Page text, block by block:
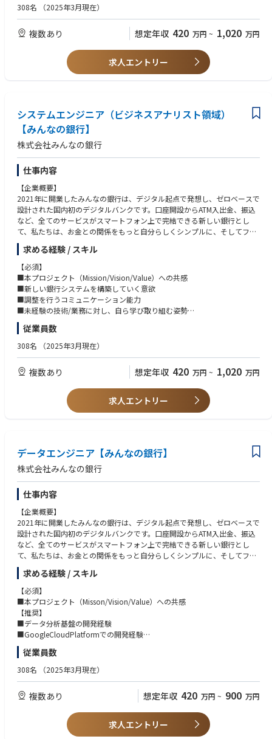
システムテスト、画面 I／Oテスト、負荷テストを自動化）
■品質向上のためのTDD（テスト駆動開発）やリファクタリングをお任せ
いたします
■コードレビューやペアプログラミングなどによるメンバーの指導をいた
だきます（スキルに応じて担当。経験の浅い技術については開発チームメ
ンバーから指導を受けることができる）
【フレームワーク】Spring Boot、Spring Batch、Apache Beam、Spock
(Groovy)
【データベース】Spanner、BigQuery、MySQL
【プロジェクト管理・情報共有ツール】JIRA、Confluence、Slack
【その他】GCP、IntelliJ
【所属人数】17人
【年齢層】22歳～45歳
■キャリアプラン
開発者から技術を力を磨いてテックリード、もしくはマネジメントスキル
を習得してエンジニアリングマネージャーにステップアップいただけます
参考情報
基幹系システム・フロントランナー・サポートハブ資料：
https://www.fsa.go.jp/news/r4/sonota/20230125/minanoginko.pdf
銀行というと堅い職場を想像されるかもしれませんが、みんなの銀行は既
存の銀行から飛び出したベンチャー、スタートアップ的な組織です。
7割近くがキャリア採用メンバーで構成されており、デジタル領域のスペ
シャリストも数多く在籍しています。
ー、スタートアップ的な組織でありながらも、経営等に対する不安を持つ
ことなく、新しい⾦融の模索にスピード感を持ってチャレンジすることに
【概要】
■ビジネスの変化の速さに対応していくためにBiz/Sysを橋渡しし、シス
テム開発を十分な品質を担保しながら推進するためにプロジェクトマネー
ジャーを募集しております。
■古い手法や固定観念にとらわれず、新しい手法に積極的に挑戦していけ
る人、プロジェクト全体の生産性を考えてくれる人を歓迎します。
※雇用主は「株式会社みんなの銀行」です。
みんなの銀行もしくはゼロバンク・デザインファクトリーに出向し、勤務
していただきます。
【業務内容】
■ユーザー要求とビジネス要件の理解
■システム、デザイン、ビジネスをつなぎプロジェクトを成功へ導くこと
■プロジェクト全体の進捗管理、推進、要件定義書の作成、各種計画書、
報告書の作成
■銀行業務/システムに係る知識（勘定系/情報系などの一部を単独でシス
■銀行システム開発プロジェクトのプロジェクトマネジメント経験
308名 （2025年3月現在）
複数あり 想定年収 420 万円 ~ 1,020 万円
求人エントリー
システムエンジニア（ビジネスアナリスト領域）
【みんなの銀行】
株式会社みんなの銀行
仕事内容
【企業概要】
2021年に開業したみんなの銀行は、デジタル起点で発想し、ゼロベースで
設計された国内初のデジタルバンクです。口座開設からATM入出金、振込
など、全てのサービスがスマートフォン上で完結できる新しい銀行とし
て、私たちは、お金との関係をもっと自分らしくシンプルに、そしてフレ
ンドリーにするために、新しい銀行のカタチを「みんな」で創りたいと考
えています。
みんなの銀行が目指しているのは、銀行の「Re-Design（再デザイン）」
と「Re-Define（再定義）」。
商品・サービス、システム、業務プロセス等すべてをゼロベースから設
計・構築することで、全く新しい価値を提供できる次世代の銀行づくりを
銀行というと堅い職場を想像されるかもしれませんが、みんなの銀行は既
存の銀行から飛び出したベンチャー、スタートアップ的な組織です。
7割近くがキャリア採用メンバーで構成されており、デジタル領域のスペ
シャリストも数多く在籍しています。
その一方で、バックグラウンドにFFG・福岡銀⾏がいることで、ベンチャ
ことなく、新しい⾦融の模索にスピード感を持ってチャレンジすることに
集中できる環境が整っています。
■ビジネスの変化の速さに対応していくためにビジネス部門/開発部門を
橋渡しし、真に価値のあるプロダクトを十分な品質を担保しながら開発す
るためにビジネスアナリスト（以降BA）を募集しております。
■BAは、ビジネス部門の実現したいことを聞き出しシステム要件への落と
し込みを行い、それを開発部門に適切に伝え、プロジェクトマネジャーと
■古い手法や固定観念にとらわれず、新しい手法や技術に積極的に挑戦し
ていける人、チーム全体の生産性を考えてくれる人を歓迎します。
※雇用主は「株式会社みんなの銀行」です。
みんなの銀行もしくはゼロバンク・デザインファクトリーに出向し、勤務
していただきます。
【業務内容】
■ユーザー要求とビジネス要件の理解
■ビジネス部門/開発部門間の調整
■システム要件定義書の作成
■システム設計書（基本設計～詳細設計）の作成、更新
■結合～総合テストのケース作成、テスト結果レビューの実施
■開発部門と共に稼働後の保守・改善対応の実施
求める経験 / スキル
【必須】
■本プロジェクト（Mission/Vision/Value）への共感
■新しい銀行システムを構築していく意欲
■調整を行うコミュニケーション能力
■未経験の技術/業務に対し、自ら学び取り組む姿勢
【推奨】
■システム設計（システム要件定義、基本設計）の実務経験３年以上
【歓迎】
■銀行勘定系業務領域（預金、為替、融資、決済、仕訳、一括処理）の何
れかについてシステム/業務知識をもつこと
■アジャイル開発の知識/実務経験
■クラウド環境の知識/実務経験
従業員数
308名 （2025年3月現在）
複数あり 想定年収 420 万円 ~ 1,020 万円
求人エントリー
データエンジニア【みんなの銀行】
株式会社みんなの銀行
仕事内容
【企業概要】
2021年に開業したみんなの銀行は、デジタル起点で発想し、ゼロベースで
設計された国内初のデジタルバンクです。口座開設からATM入出金、振込
など、全てのサービスがスマートフォン上で完結できる新しい銀行とし
て、私たちは、お金との関係をもっと自分らしくシンプルに、そしてフレ
ンドリーにするために、新しい銀行のカタチを「みんな」で創りたいと考
えています。
【概要】
■ビジネスの変化の速さに対応していくためにシステム内製化を推進して
おり、システム全体のデータのありかたを企画、実装いただけるデータエ
ンジニアを募集しております。
■古い手法や固定観念にとらわれず、新しい手法や技術に積極的に挑戦し
ていける人、アプリ開発者、データサイエンティストなどのステークホル
ダーと円滑にコミュニケーションできる人を歓迎します。
■分析基盤のシステム（インフラ）、データ連携処理（アプリケーショ
ン）、データ自体の管理など所掌範囲が広い職種です。コアとする領域を
持ちながら、複数のスキルを延ばしていただくことが可能です。
■ビジネスの変化の速さに対応していくためにシステム内製化を推進して
おり、その開発を支えるエンジニアチームを牽引していただけるデータエ
求める経験 / スキル
【必須】
■本プロジェクト（Misson/Vision/Value）への共感
【推奨】
■データ分析基盤の開発経験
■GoogleCloudPlatformでの開発経験
■データ利活用プロジェクトのマネジメント経験
【歓迎】
■データ連携処理（ETL処理）の開発経験
■データサイエンティスト、マーケターとの協働経験
■データマネジメント業務経験
■金融データの取り扱い経験
■ストリーミングデータの取り扱い経験
従業員数
308名 （2025年3月現在）
複数あり 想定年収 420 万円 ~ 900 万円
求人エントリー